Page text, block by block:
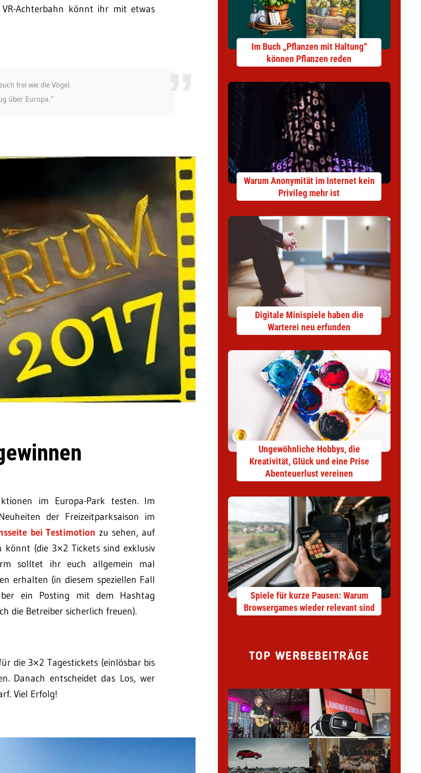
Achterbahn könnt ihr mit etwas
frei wie die Vögel.
über Europa.“
im Europa-Park testen. Im
der Freizeitparksaison im
bei Testimotion zu sehen, auf
(die 3×2 Tickets sind exklusiv
solltet ihr euch allgemein mal
erhalten (in diesem speziellen Fall
ein Posting mit dem Hashtag
die Betreiber sicherlich freuen).
die 3×2 Tagestickets (einlösbar bis
Danach entscheidet das Los, wer
Viel Erfolg!
Im Buch „Pflanzen mit Haltung“
können Pflanzen reden
Warum Anonymität im Internet kein
Privileg mehr ist
Digitale Minispiele haben die
Warterei neu erfunden
Ungewöhnliche Hobbys, die
Kreativität, Glück und eine Prise
Abenteuerlust vereinen
Spiele für kurze Pausen: Warum
Browsergames wieder relevant sind
TOP WERBEBEITRÄGE